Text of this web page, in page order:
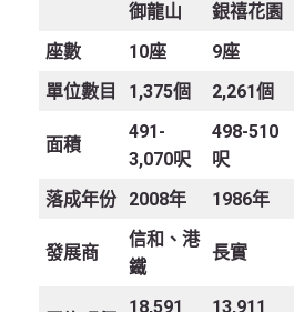
御龍山 銀禧花園
座數
10座 9座
單位數目
1,375個 2,261個
面積
491-
3,070呎
498-510
呎
落成年份
2008年 1986年
發展商
信和、港
鐵
長實
18,591
13,911